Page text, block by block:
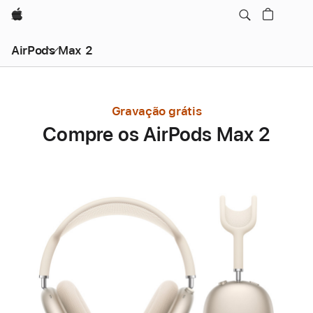
Apple
AirPods Max 2
Gravação grátis
Compre os AirPods Max 2